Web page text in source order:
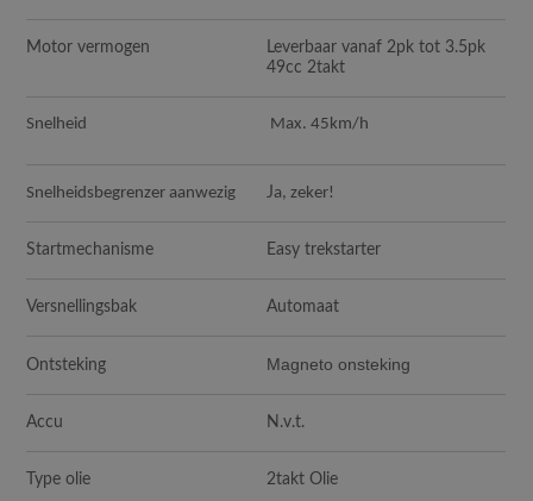
Motor vermogen
Leverbaar vanaf 2pk tot 3.5pk
49cc 2takt
Snelheid Max. 45km/h
Snelheidsbegrenzer aanwezig Ja, zeker!
Startmechanisme Easy trekstarter
Versnellingsbak Automaat
Ontsteking Magneto onsteking
Accu N.v.t.
Type olie 2takt Olie